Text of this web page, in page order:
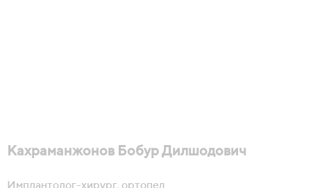
Кахраманжонов Бобур Дилшодович
Имплантолог-хирург, ортопед